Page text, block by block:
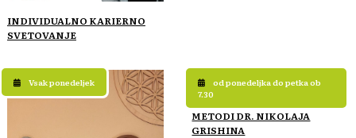
INDIVIDUALNO KARIERNO
SVETOVANJE
Vsak ponedeljek
od ponedeljka do petka ob
7.30
TELOVADBA: 1000 GIBOV PO
METODI DR. NIKOLAJA
GRISHINA